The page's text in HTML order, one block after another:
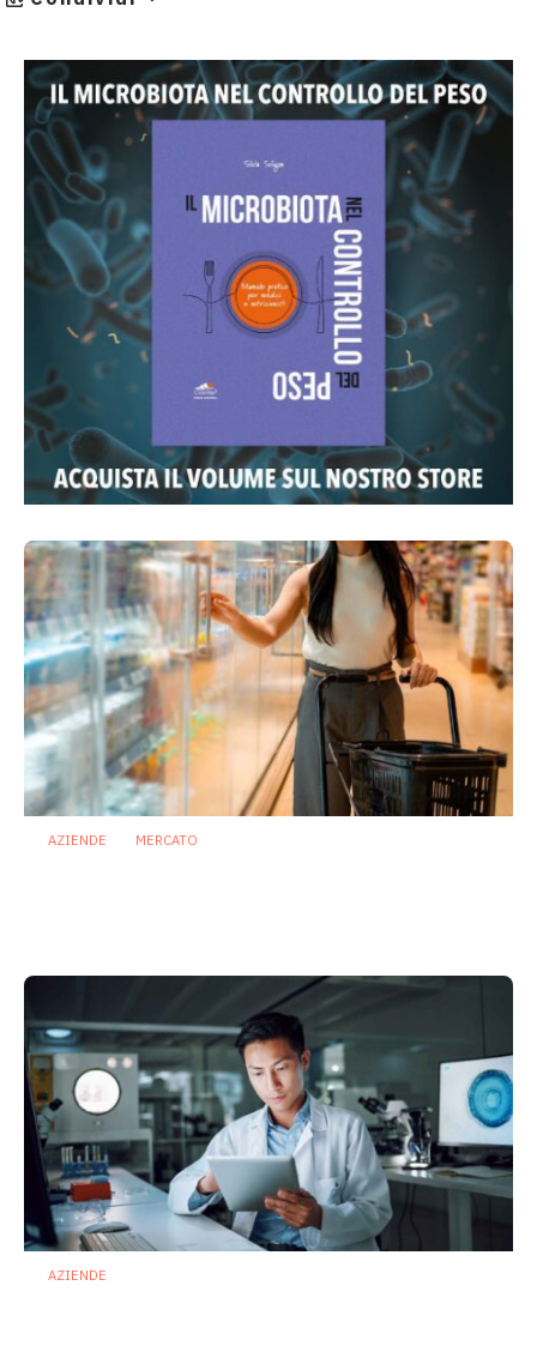
AZIENDE MERCATO
AZIENDE